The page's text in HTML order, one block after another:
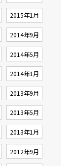
2015年1月
2014年9月
2014年5月
2014年1月
2013年9月
2013年5月
2013年1月
2012年9月